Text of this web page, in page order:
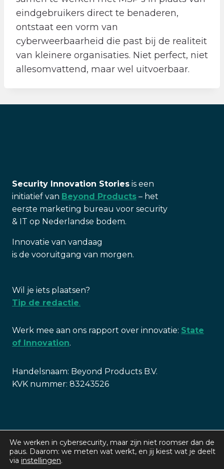
eindgebruikers direct te benaderen,
ontstaat een vorm van
cyberweerbaarheid die past bij de realiteit
van kleinere organisaties. Niet perfect, niet
allesomvattend, maar wel uitvoerbaar.
Security Innovation Stories is een
initiatief van Beyond Products – het
eerste marketing bureau voor security
& IT op Nederlandse bodem.
Innovatie van vandaag
is de vooruitgang van morgen.
Wil je iets plaatsen?
Tip de redactie.
Werk mee aan ons rapport over innovatie: State
of Innovation.
Handelsnaam: Beyond Products B.V.
KVK nummer: 83243526
We werken in cybersecurity, maar zijn niet roomser dan de
paus. Daarom: we meten wat werkt, en jij kiest wat je deelt
via instellingen.